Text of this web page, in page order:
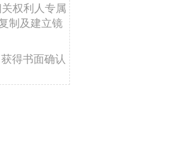
权利人专属
制及建立镜
获得书面确认